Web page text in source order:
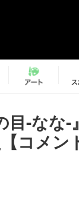
-なな-
コメン